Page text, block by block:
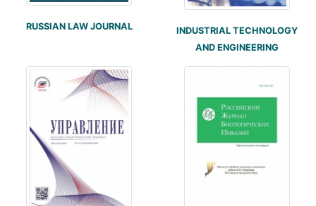
RUSSIAN LAW JOURNAL
INDUSTRIAL TECHNOLOGY
AND ENGINEERING